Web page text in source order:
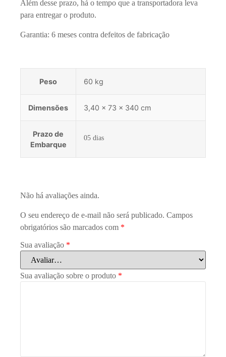
Além desse prazo, há o tempo que a transportadora leva
para entregar o produto.
Garantia: 6 meses contra defeitos de fabricação
Peso 60 kg
Dimensões 3,40 × 73 × 340 cm
Prazo de
Embarque
05 dias
Não há avaliações ainda.
O seu endereço de e-mail não será publicado. Campos
obrigatórios são marcados com *
Sua avaliação *
Sua avaliação sobre o produto *